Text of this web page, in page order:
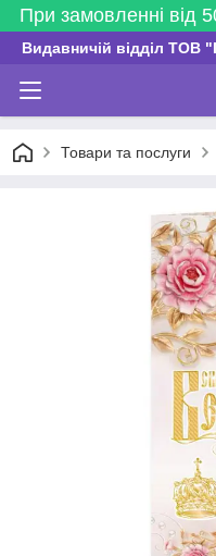
При замовленні від
Видавничій відділ
Товари та послуги